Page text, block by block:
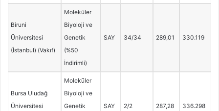
Biruni
Üniversitesi
(İstanbul) (Vakıf)
Moleküler
Biyoloji ve
Genetik
(%50
İndirimli)
SAY 34/34 289,01 330.119
Bursa Uludağ
Üniversitesi
Moleküler
Biyoloji ve
Genetik
SAY 2/2 287,28 336.298